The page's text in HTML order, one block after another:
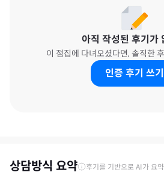
아직 작성된 후기가
이 점집에 다녀오셨다면, 솔직한
인증 후기 쓰기
상담방식 요약 후기를 기반으로 AI가 요